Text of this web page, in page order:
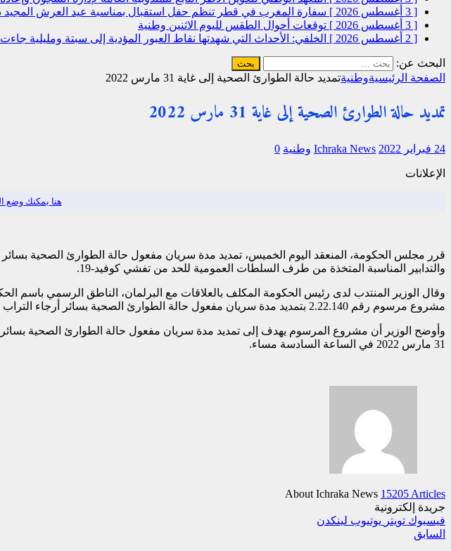
[ 3 أغسطس 2026 ]
سفارة المغرب في قطر تنظم حفل استقبال بمناسبة عيد العرش المجيد
[ 3 أغسطس 2026 ]
توقعات أحوال الطقس لليوم الاثنين وطنية
[ 2 أغسطس 2026 ]
الخلفي: الأحداث التي شهدتها نقاط العبور المؤدية إلى سبتة ومليلية
البحث عن:
الصفحة الرئيسيةوطنيةتمديد حالة الطوارئ الصحية إلى غاية 31 مارس 2022
تمديد حالة الطوارئ الصحية إلى غاية 31 مارس 2022
24 فبراير 2022 Ichraka News وطنية 0
الإعلانات
هنا يمكنك وضع
والتدابير المناسبة المتخذة من طرف السلطات العمومية للحد من تفشي كوفيد-19.
وقال الوزير المنتدب لدى رئيس الحكومة المكلف بالعلاقات مع البرلمان، الناطق الرسمي
مشروع مرسوم رقم 2.22.140 بتمديد مدة سريان مفعول حالة الطوارئ الصحية بسائر أرجاء التراب الوطني لمواجهة تفشي فيروس كورونا “كوفيد-19″، قدمه السيد عبد الوافي لفتيت، وزير الداخلية.
31 مارس 2022 في الساعة السادسة مساء.
About Ichraka News 15205 Articles
جريدة إلكترونية
فيسبوك تويتر يوتيوب لينكدن
السابق